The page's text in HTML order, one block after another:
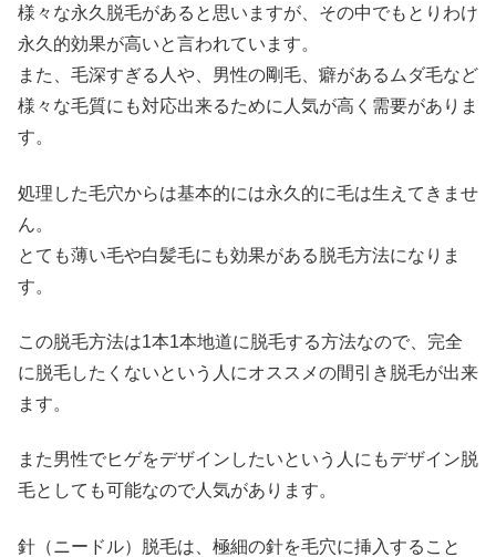
様々な永久脱毛があると思いますが、その中でもとりわけ
永久的効果が高いと言われています。
また、毛深すぎる人や、男性の剛毛、癖があるムダ毛など
様々な毛質にも対応出来るために人気が高く需要がありま
す。
処理した毛穴からは基本的には永久的に毛は生えてきませ
ん。
とても薄い毛や白髪毛にも効果がある脱毛方法になりま
す。
この脱毛方法は1本1本地道に脱毛する方法なので、完全
に脱毛したくないという人にオススメの間引き脱毛が出来
ます。
また男性でヒゲをデザインしたいという人にもデザイン脱
毛としても可能なので人気があります。
針（ニードル）脱毛は、極細の針を毛穴に挿入すること